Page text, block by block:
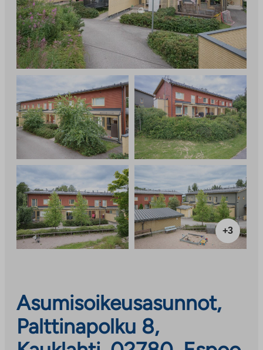
+3
Asumisoikeusasunnot,
Palttinapolku 8,